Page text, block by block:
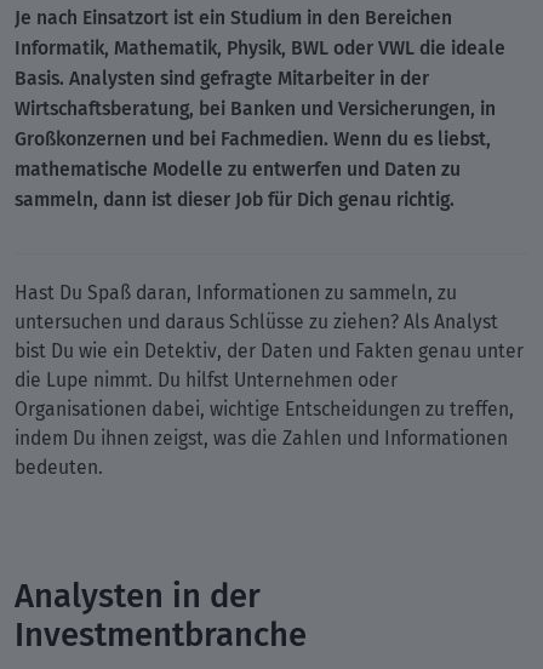
Je nach Einsatzort ist ein Studium in den Bereichen
Informatik, Mathematik, Physik, BWL oder VWL die ideale
Basis. Analysten sind gefragte Mitarbeiter in der
Wirtschaftsberatung, bei Banken und Versicherungen, in
Großkonzernen und bei Fachmedien. Wenn du es liebst,
mathematische Modelle zu entwerfen und Daten zu
sammeln, dann ist dieser Job für Dich genau richtig.
Hast Du Spaß daran, Informationen zu sammeln, zu
untersuchen und daraus Schlüsse zu ziehen? Als Analyst
bist Du wie ein Detektiv, der Daten und Fakten genau unter
die Lupe nimmt. Du hilfst Unternehmen oder
Organisationen dabei, wichtige Entscheidungen zu treffen,
indem Du ihnen zeigst, was die Zahlen und Informationen
bedeuten.
Analysten in der
Investmentbranche